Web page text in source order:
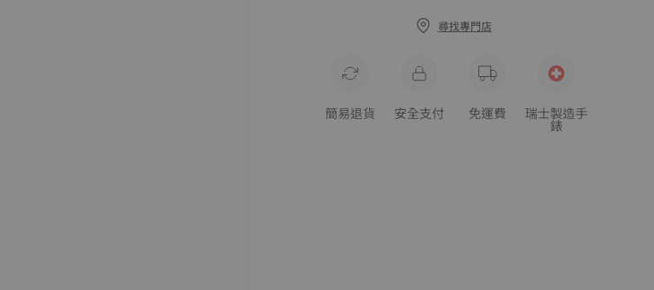
尋找專門店
簡易退貨 安全支付 免運費 瑞士製造手
錶